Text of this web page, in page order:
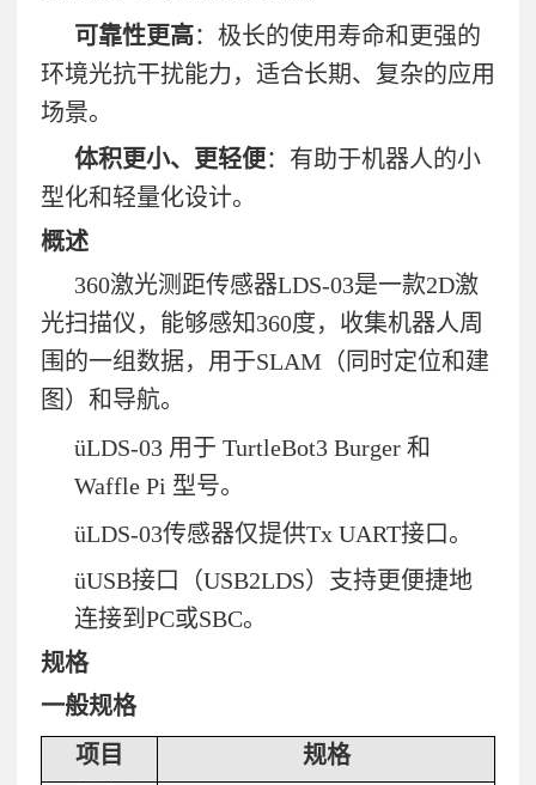
可靠性更高：极长的使用寿命和更强的
环境光抗干扰能力，适合长期、复杂的应用
场景。
体积更小、更轻便：有助于机器人的小
型化和轻量化设计。
概述
360激光测距传感器LDS-03是一款2D激
光扫描仪，能够感知360度，收集机器人周
围的一组数据，用于SLAM （同时定位和建
图）和导航。
üLDS-03 用于 TurtleBot3 Burger 和
Waffle Pi 型号。
üLDS-03传感器仅提供Tx UART接口。
üUSB接口（USB2LDS）支持更便捷地
连接到 PC或SBC。
规格
一般规格
项目
规格